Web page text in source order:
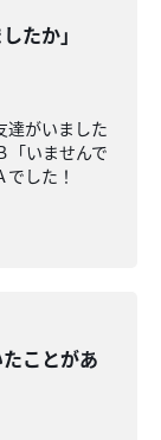
たか」
達がいました
「いませんで
した！
たことがあ